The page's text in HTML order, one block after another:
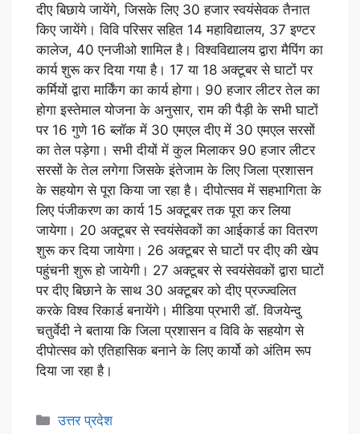
दीए बिछाये जायेंगे, जिसके लिए 30 हजार स्वयंसेवक तैनात
किए जायेंगे। विवि परिसर सहित 14 महाविद्यालय, 37 इण्टर
कालेज, 40 एनजीओ शामिल है। विश्वविद्यालय द्वारा मैपिंग का
कार्य शुरू कर दिया गया है। 17 या 18 अक्टूबर से घाटों पर
कर्मियों द्वारा मार्किंग का कार्य होगा। 90 हजार लीटर तेल का
होगा इस्तेमाल योजना के अनुसार, राम की पैड़ी के सभी घाटों
पर 16 गुणे 16 ब्लॉक में 30 एमएल दीए में 30 एमएल सरसों
का तेल पड़ेगा। सभी दीयों में कुल मिलाकर 90 हजार लीटर
सरसों के तेल लगेगा जिसके इंतेजाम के लिए जिला प्रशासन
के सहयोग से पूरा किया जा रहा है। दीपोत्सव में सहभागिता के
लिए पंजीकरण का कार्य 15 अक्टूबर तक पूरा कर लिया
जायेगा। 20 अक्टूबर से स्वयंसेवकों का आईकार्ड का वितरण
शुरू कर दिया जायेगा। 26 अक्टूबर से घाटों पर दीए की खेप
पहुंचनी शुरू हो जायेगी। 27 अक्टूबर से स्वयंसेवकों द्वारा घाटों
पर दीए बिछाने के साथ 30 अक्टूबर को दीए प्रज्ज्वलित
करके विश्व रिकार्ड बनायेंगे। मीडिया प्रभारी डॉ. विजयेन्दु
चतुर्वेदी ने बताया कि जिला प्रशासन व विवि के सहयोग से
दीपोत्सव को एतिहासिक बनाने के लिए कार्यो को अंतिम रूप
दिया जा रहा है।
उत्तर प्रदेश